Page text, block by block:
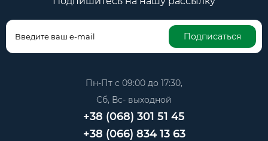
Подписаться
Пн-Пт с 09:00 до 17:30,
Сб, Вс- выходной
+38 (068) 301 51 45
+38 (066) 834 13 63